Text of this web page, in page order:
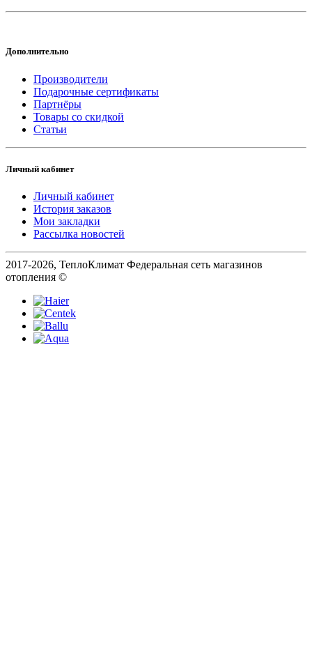
Дополнительно
Производители
Подарочные сертификаты
Партнёры
Товары со скидкой
Статьи
Личный кабинет
Личный кабинет
История заказов
Мои закладки
Рассылка новостей
2017-2026, ТеплоКлимат Федеральная сеть магазинов
отопления ©